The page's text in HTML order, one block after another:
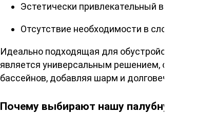
Эстетически привлекательный вид с
Отсутствие необходимости в сложном
Идеально подходящая для обустройства
является универсальным решением,
бассейнов, добавляя шарм и долговечность
Почему выбирают нашу палубную доску?